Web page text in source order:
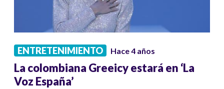
ENTRETENIMIENTO Hace 4 años
La colombiana Greeicy estará en ‘La
Voz España’